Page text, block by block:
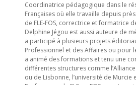
Coordinatrice pédagogique dans le
Françaises où elle travaille depuis
de FLE-FOS, correctrice et formatrice
Delphine Jégou est aussi auteure de
a participé à plusieurs projets
Professionnel et des Affaires ou pour
a animé des formations et tenu une
différentes structures comme
ou de Lisbonne, l’université de Murcie